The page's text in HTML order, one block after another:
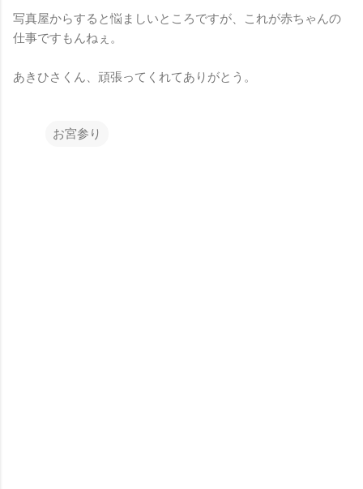
写真屋からすると悩ましいところですが、これが赤ちゃんの
仕事ですもんねぇ。
あきひさくん、頑張ってくれてありがとう。
お宮参り